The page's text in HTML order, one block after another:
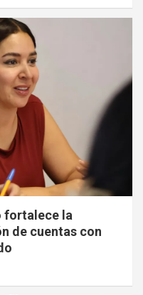
fortalece la
de cuentas con